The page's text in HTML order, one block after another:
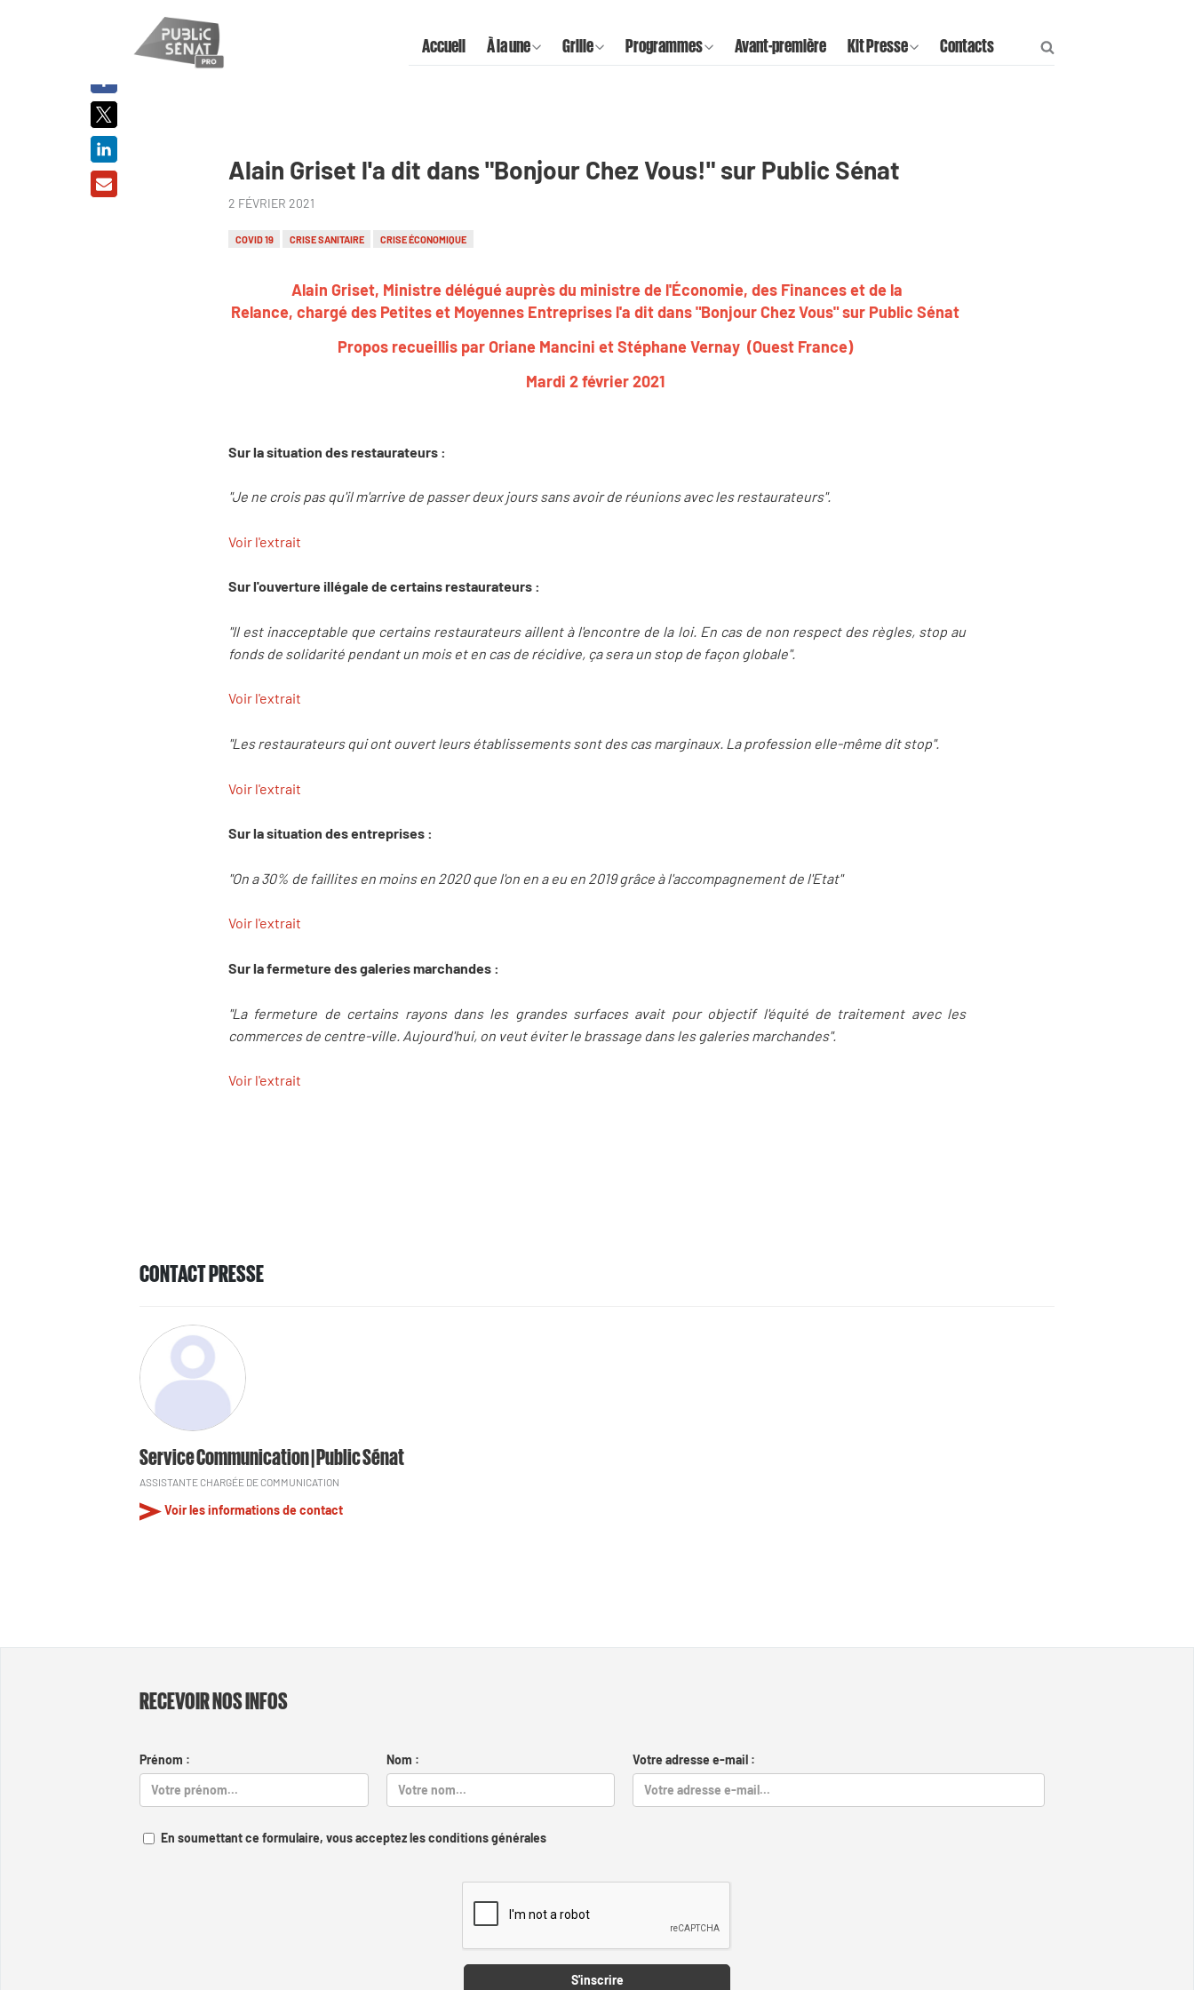
Accueil À la une Grille Programmes Avant-première Kit Presse Contacts
Alain Griset l'a dit dans "Bonjour Chez Vous!" sur Public Sénat
2 FÉVRIER 2021
COVID 19 CRISE SANITAIRE CRISE ÉCONOMIQUE
Alain Griset, Ministre délégué auprès du ministre de l'Économie, des Finances et de la
Relance, chargé des Petites et Moyennes Entreprises l'a dit dans "Bonjour Chez Vous" sur Public Sénat
Propos recueillis par Oriane Mancini et Stéphane Vernay (Ouest France)
Mardi 2 février 2021
Sur la situation des restaurateurs :
"Je ne crois pas qu'il m'arrive de passer deux jours sans avoir de réunions avec les restaurateurs".
Voir l'extrait
Sur l'ouverture illégale de certains restaurateurs :
"Il est inacceptable que certains restaurateurs aillent à l'encontre de la loi. En cas de non respect des règles, stop au
fonds de solidarité pendant un mois et en cas de récidive, ça sera un stop de façon globale".
Voir l'extrait
"Les restaurateurs qui ont ouvert leurs établissements sont des cas marginaux. La profession elle-même dit stop".
Voir l'extrait
Sur la situation des entreprises :
"On a 30% de faillites en moins en 2020 que l'on en a eu en 2019 grâce à l'accompagnement de l'Etat"
Voir l'extrait
Sur la fermeture des galeries marchandes :
"La fermeture de certains rayons dans les grandes surfaces avait pour objectif l'équité de traitement avec les
commerces de centre-ville. Aujourd'hui, on veut éviter le brassage dans les galeries marchandes".
Voir l'extrait
CONTACT PRESSE
Service Communication | Public Sénat
ASSISTANTE CHARGÉE DE COMMUNICATION
Voir les informations de contact
RECEVOIR NOS INFOS
Prénom : Nom : Votre adresse e-mail :
En soumettant ce formulaire, vous acceptez les conditions générales
S'inscrire